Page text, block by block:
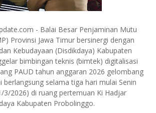
- Balai Besar Penjaminan Mutu
Provinsi Jawa Timur bersinergi dengan
Kebudayaan (Disdikdaya) Kabupaten
bimbingan teknis (bimtek) digitalisasi
PAUD tahun anggaran 2026 gelombang
berlangsung selama tiga hari mulai Senin
3/2026) di ruang pertemuan Ki Hadjar
Kabupaten Probolinggo.